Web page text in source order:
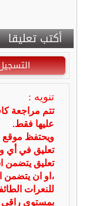
أكتب تعليقا
تنويه :
تتم مراجعة
عليها فقط.
ويحتفظ موقع
تعليق في أي
تعليق يتضمن
،او ان يتضمن
للنعرات
بمستوى راقي